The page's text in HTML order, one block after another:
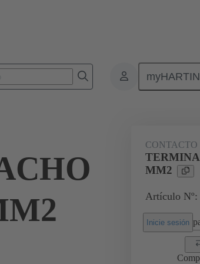
Contactos Eléctrico
MM2
Artículo Nº:
Inicie sesión